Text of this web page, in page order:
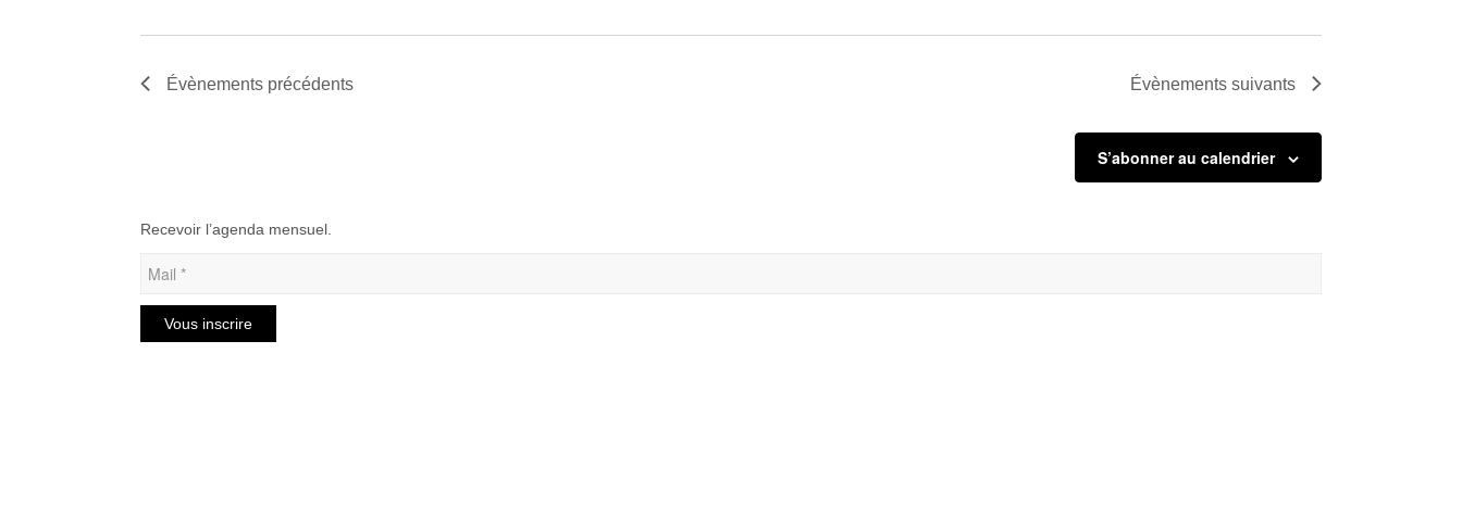
Évènements précédents Évènements suivants
S’abonner au calendrier
Recevoir l’agenda mensuel.